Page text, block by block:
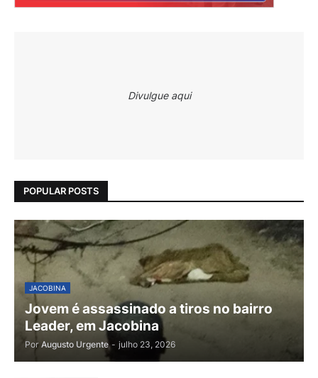
Divulgue aqui
POPULAR POSTS
JACOBINA
Jovem é assassinado a tiros no bairro
Leader, em Jacobina
Por Augusto Urgente - julho 23, 2026